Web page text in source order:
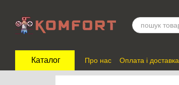
Каталог Про нас Оплата і доставка
Відгуки про магазин